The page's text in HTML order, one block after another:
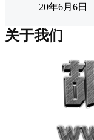
20年6月6日
关于我们